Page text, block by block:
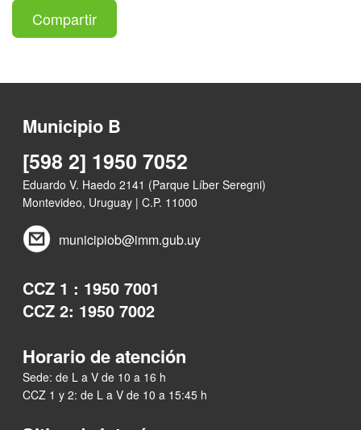
Compartir
Municipio B
[598 2] 1950 7052
Eduardo V. Haedo 2141 (Parque Líber Seregni)
Montevideo, Uruguay | C.P. 11000
municipiob@imm.gub.uy
CCZ 1 : 1950 7001
CCZ 2: 1950 7002
Horario de atención
Sede: de L a V de 10 a 16 h
CCZ 1 y 2: de L a V de 10 a 15:45 h